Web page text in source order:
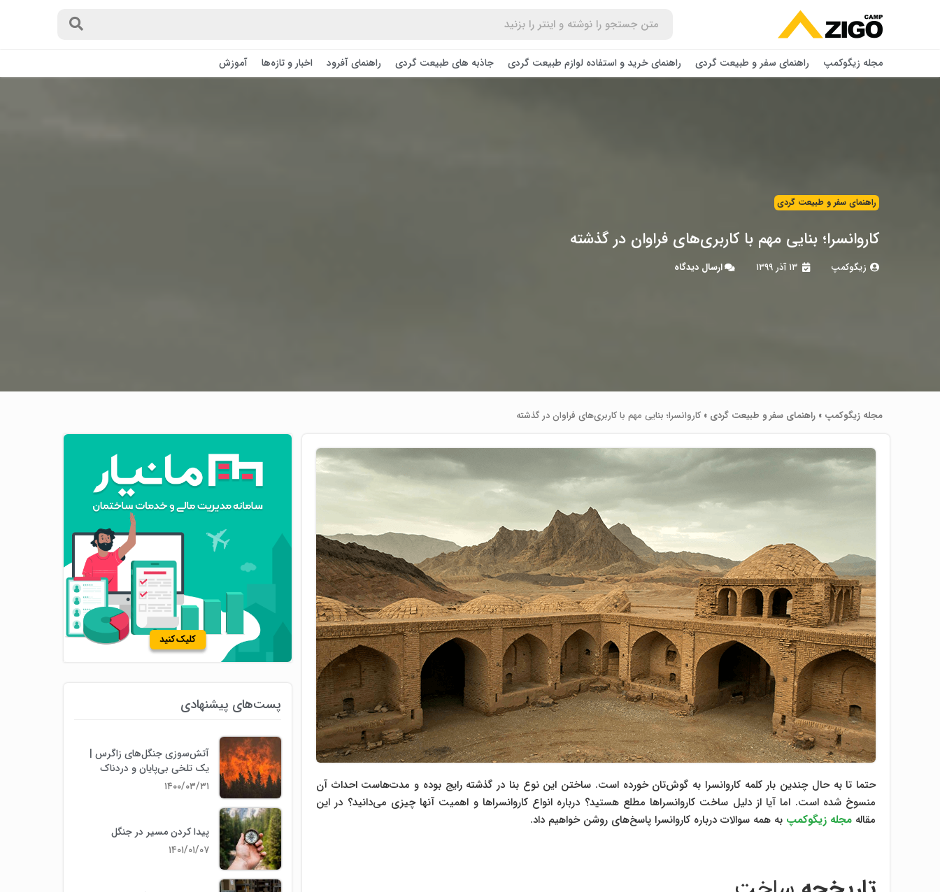
مجله زیگوکمپ راهنمای سفر و طبیعت گردی راهنمای خرید و استفاده لوازم طبیعت ‌گردی جاذبه های طبیعت گردی راهنمای آفرود اخبار و تازه‌ها آموزش
راهنمای سفر و طبیعت گردی
کاروانسرا؛ بنایی مهم با کاربری‌های فراوان در گذشته
زیگوکمپ ۱۳ آذر ۱۳۹۹ ارسال دیدگاه
مجله زیگوکمپ » راهنمای سفر و طبیعت گردی » کاروانسرا؛ بنایی مهم با کاربری‌های فراوان در گذشته
حتما تا به حال چندین بار کلمه کاروانسرا به گوش‌تان خورده است. ساختن این نوع بنا در گذشته رایج بوده و مدت‌هاست احداث آن
منسوخ شده است. اما آیا از دلیل ساخت کاروانسراها مطلع هستید؟ درباره انواع کاروانسراها و اهمیت آنها چیزی می‌دانید؟ در این
مقاله مجله زیگوکمپ به همه سوالات درباره کاروانسرا پاسخ‌های روشن خواهیم داد.
پست‌های پیشنهادی
آتش‌سوزی جنگل‌های زاگرس |
یک تلخی بی‌پایان و دردناک
۱۴۰۰/۰۳/۳۱
پیدا کردن مسیر در جنگل
۱۴۰۱/۰۱/۰۷